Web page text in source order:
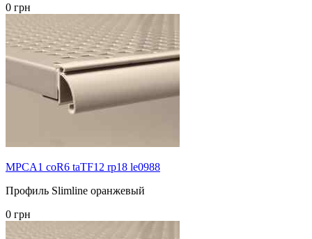
0 грн
MPCA1 coR6 taTF12 rp18 le0988
Профиль Slimline оранжевый
0 грн